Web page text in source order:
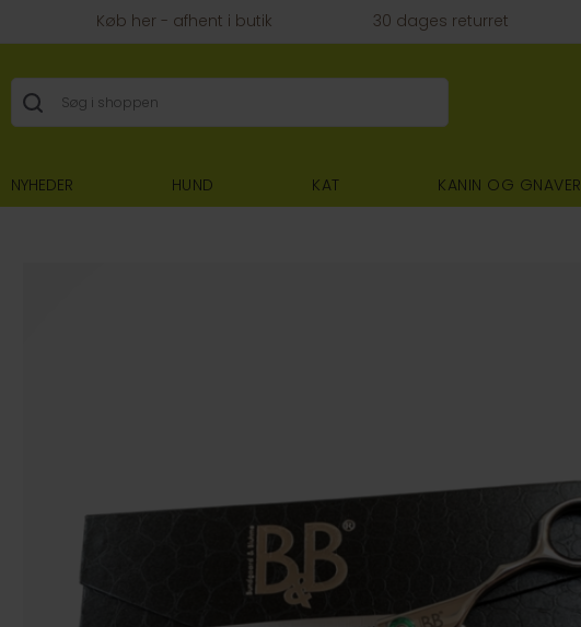
Køb her - afhent i butik 30 dages returret
NYHEDER HUND KAT KANIN OG GNAVER